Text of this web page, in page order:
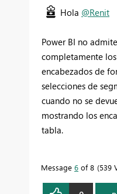
Hola @Renit
Power BI no
completamente
encabezados de
selecciones de
cuando no se
mostrando los
tabla.
Message 6 of 8 539